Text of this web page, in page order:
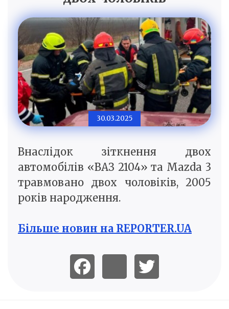
30.03.2025
Внаслідок зіткнення двох
автомобілів «ВАЗ 2104» та Mazda 3
травмовано двох чоловіків, 2005
років народження.
Більше новин на REPORTER.UA